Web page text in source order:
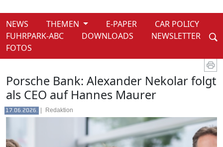
NEWS THEMEN E-PAPER
CAR POLICY
FUHRPARK-ABC
DOWNLOADS
NEWSLETTER
FOTOS
Weiter
News
Porsche Bank: Alexander Nekolar folgt
als CEO auf Hannes Maurer
17.06.2026. Redaktion